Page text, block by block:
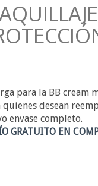
para la BB
quienes desean
envase completo.
GRATUITO EN